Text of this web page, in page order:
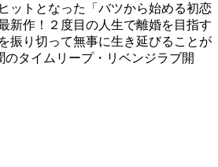
ットとなった「バツから始める初恋
新作！２度目の人生で離婚を目指す
振り切って無事に生き延びることが
タイムリープ・リベンジラブ開